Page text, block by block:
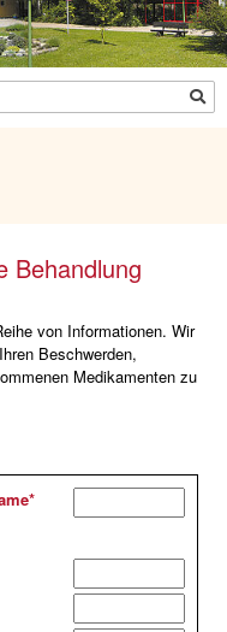
Behandlung
von Informationen. Wir
Beschwerden,
Medikamenten zu
*